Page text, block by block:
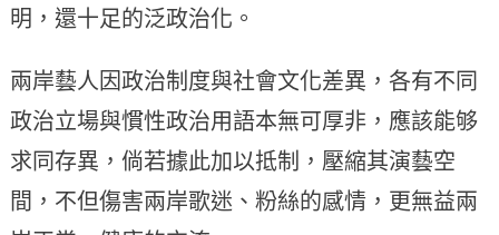
明，還十足的泛政治化。
兩岸藝人因政治制度與社會文化差異，各有不同
政治立場與慣性政治用語本無可厚非，應該能够
求同存異，倘若據此加以抵制，壓縮其演藝空
間，不但傷害兩岸歌迷、粉絲的感情，更無益兩